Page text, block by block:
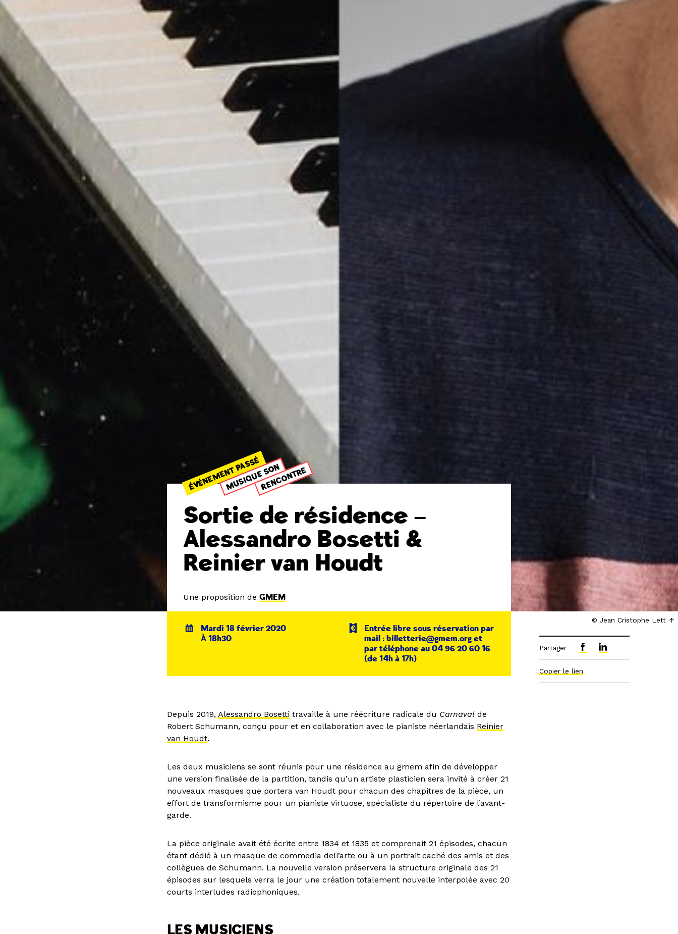
© Jean Cristophe Lett
ÉVÉNEMENT PASSÉ
MUSIQUE SONRENCONTRE
Sortie de résidence –
Alessandro Bosetti &
Reinier van Houdt
Une proposition deGMEM
Mardi 18 février 2020
À 18h30
Entrée libre sous réservation par
mail : billetterie@gmem.org et
par téléphone au 04 96 20 60 16
(de 14h à 17h)
Depuis 2019, Alessandro Bosetti travaille à une réécriture radicale du Carnaval de
Robert Schumann, conçu pour et en collaboration avec le pianiste néerlandais Reinier
van Houdt.
Les deux musiciens se sont réunis pour une résidence au gmem afin de développer
une version finalisée de la partition, tandis qu’un artiste plasticien sera invité à créer 21
nouveaux masques que portera van Houdt pour chacun des chapitres de la pièce, un
effort de transformisme pour un pianiste virtuose, spécialiste du répertoire de l’avant-
garde.
La pièce originale avait été écrite entre 1834 et 1835 et comprenait 21 épisodes, chacun
étant dédié à un masque de commedia dell’arte ou à un portrait caché des amis et des
collègues de Schumann. La nouvelle version préservera la structure originale des 21
épisodes sur lesquels verra le jour une création totalement nouvelle interpolée avec 20
courts interludes radiophoniques.
LES MUSICIENS
Partager
Copier le lien